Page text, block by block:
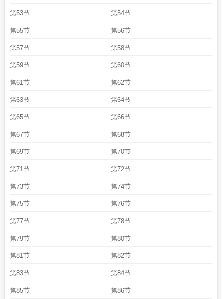
第53节 第54节
第55节 第56节
第57节 第58节
第59节 第60节
第61节 第62节
第63节 第64节
第65节 第66节
第67节 第68节
第69节 第70节
第71节 第72节
第73节 第74节
第75节 第76节
第77节 第78节
第79节 第80节
第81节 第82节
第83节 第84节
第85节 第86节